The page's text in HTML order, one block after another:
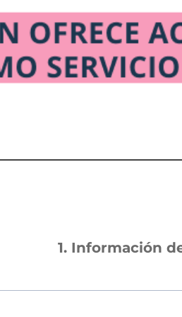
1. Información